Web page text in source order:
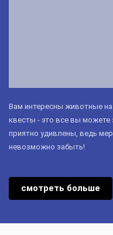
Вам интересны животные
квесты - это все вы можете
приятно удивлены, ведь
невозможно забыть!
смотреть больше